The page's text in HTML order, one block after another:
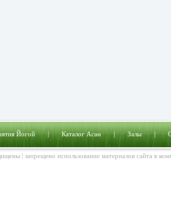
Йогой|Каталог Асан|Залы|
| запрещено использование материалов сайта в